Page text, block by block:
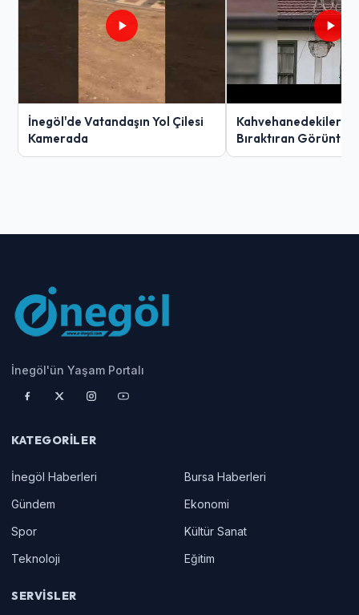
İnegöl'de Vatandaşın Yol Çilesi
Kamerada
Kahvehanedekiler
Bıraktıran Görüntü!
İnegöl'ün Yaşam Portalı
KATEGORILER
İnegöl Haberleri
Bursa Haberleri
Gündem
Ekonomi
Spor
Kültür Sanat
Teknoloji
Eğitim
SERVISLER